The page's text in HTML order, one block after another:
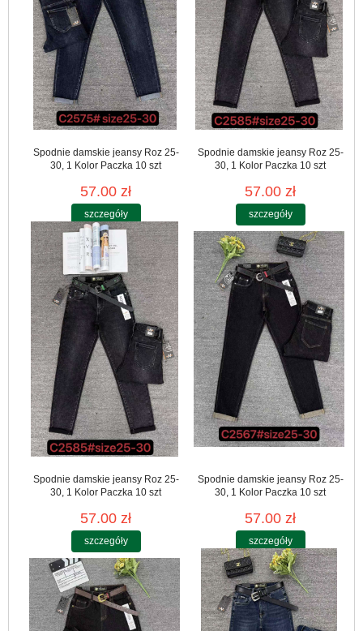
Spodnie damskie jeansy Roz 25-
30, 1 Kolor Paczka 10 szt
57.00 zł
szczegóły
Spodnie damskie jeansy Roz 25-
30, 1 Kolor Paczka 10 szt
57.00 zł
szczegóły
Spodnie damskie jeansy Roz 25-
30, 1 Kolor Paczka 10 szt
57.00 zł
szczegóły
Spodnie damskie jeansy Roz 25-
30, 1 Kolor Paczka 10 szt
57.00 zł
szczegóły